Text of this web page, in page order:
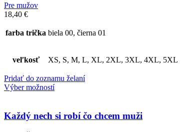
Pre mužov
18,40 €
farba trička biela 00, čierna 01
veľkosť XS, S, M, L, XL, 2XL, 3XL, 4XL, 5XL
Pridať do zoznamu želaní
Výber možností
Každý nech si robí čo chcem muži